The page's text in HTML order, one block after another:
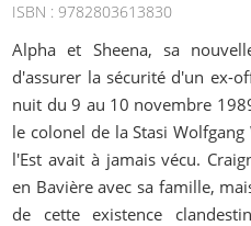
ISBN : 9782803613830
Alpha et Sheena, sa
d'assurer la sécurité d'un ex-
nuit du 9 au 10 novembre
le colonel de la Stasi
l'Est avait à jamais vécu.
en Bavière avec sa famille,
de cette existence